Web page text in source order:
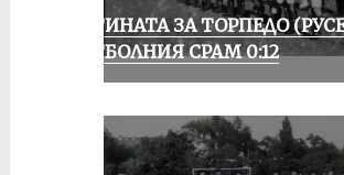
ИСТИНАТА ЗА ТОРПЕДО
ФУТБОЛНИЯ СРАМ 0:12